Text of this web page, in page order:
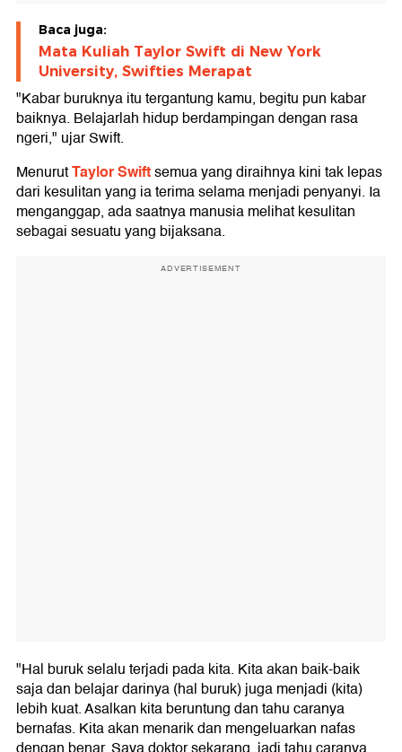
Baca juga:
Mata Kuliah Taylor Swift di New York
University, Swifties Merapat
"Kabar buruknya itu tergantung kamu, begitu pun kabar
baiknya. Belajarlah hidup berdampingan dengan rasa
ngeri," ujar Swift.
MenurutTaylor Swiftsemua yang diraihnya kini tak lepas
dari kesulitan yang ia terima selama menjadi penyanyi. Ia
menganggap, ada saatnya manusia melihat kesulitan
sebagai sesuatu yang bijaksana.
ADVERTISEMENT
"Hal buruk selalu terjadi pada kita. Kita akan baik-baik
saja dan belajar darinya (hal buruk) juga menjadi (kita)
lebih kuat. Asalkan kita beruntung dan tahu caranya
bernafas. Kita akan menarik dan mengeluarkan nafas